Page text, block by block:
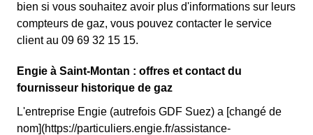
bien si vous souhaitez avoir plus d'informations sur leurs
compteurs de gaz, vous pouvez contacter le service
client au 09 69 32 15 15.
Engie à Saint-Montan : offres et contact du
fournisseur historique de gaz
L'entreprise Engie (autrefois GDF Suez) a [changé de
nom](https://particuliers.engie.fr/assistance-